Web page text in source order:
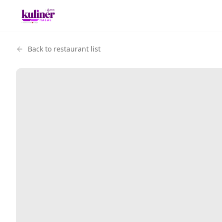
Back to restaurant list